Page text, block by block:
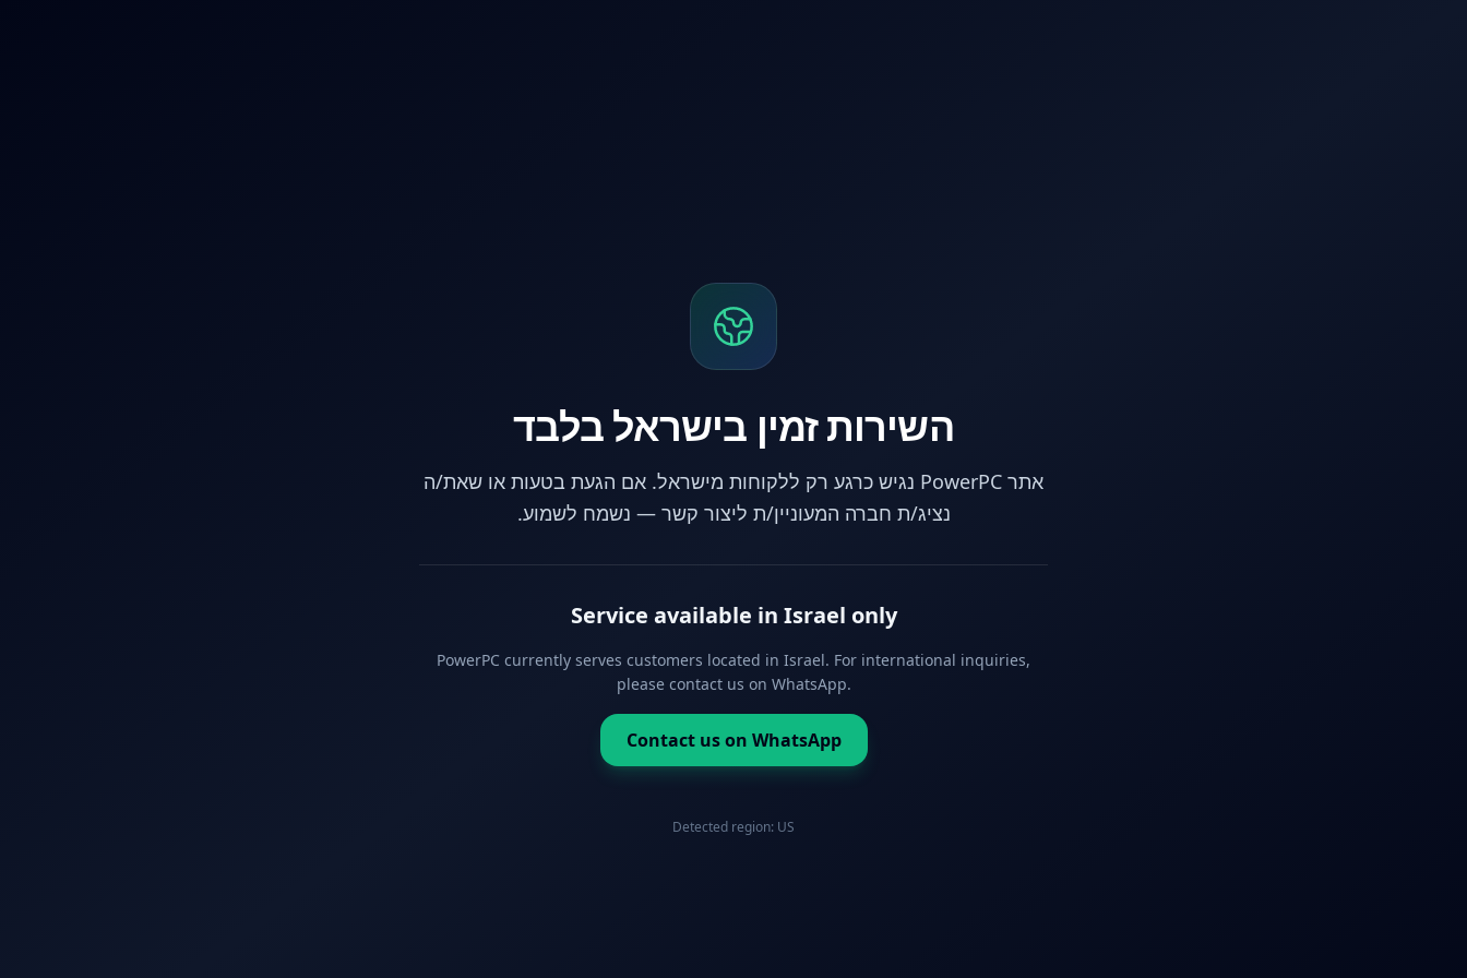
השירות זמין בישראל בלבד
אתר PowerPC נגיש כרגע רק ללקוחות מישראל. אם הגעת בטעות או שאת/ה
נציג/ת חברה המעוניין/ת ליצור קשר — נשמח לשמוע.
Service available in Israel only
PowerPC currently serves customers located in Israel. For international inquiries,
please contact us on WhatsApp.
Contact us on WhatsApp
Detected region: US